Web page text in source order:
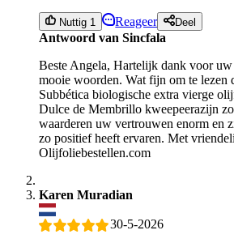
Nuttig 1 Reageer Deel
Antwoord van Sincfala
Beste Angela, Hartelijk dank voor
mooie woorden. Wat fijn om te lezen
Subbética biologische extra vierge
Dulce de Membrillo kweepeerazijn
waarderen uw vertrouwen enorm en
zo positief heeft ervaren. Met
Olijfoliebestellen.com
Karen Muradian
30-5-2026